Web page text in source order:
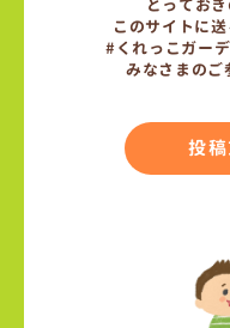
とってお
このサイトに
#くれっこガー
みなさまのご
投